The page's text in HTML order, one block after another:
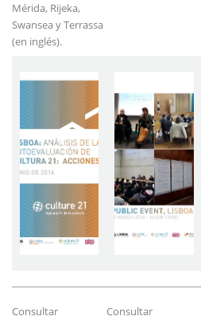
Mérida, Rijeka,
Swansea y Terrassa
(en inglés).
Consultar
Consultar